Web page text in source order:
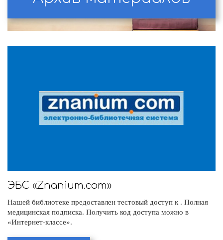
ЭБС «Znanium.com»
Нашей библиотеке предоставлен тестовый доступ к . Полная
медицинская подписка. Получить код доступа можно в
«Интернет-классе».